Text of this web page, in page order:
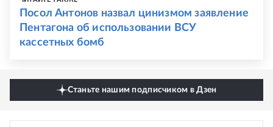
Посол Антонов назвал цинизмом заявление
Пентагона об использовании ВСУ
кассетных бомб
Станьте нашим подписчиком в Дзен